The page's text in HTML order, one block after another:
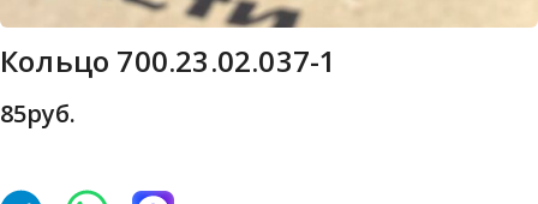
Кольцо 700.23.02.037-1
85руб.